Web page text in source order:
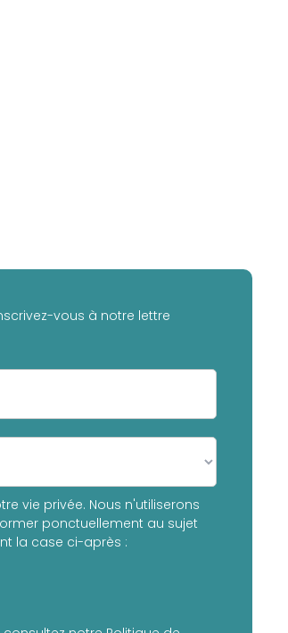
vous à notre lettre
vie privée. Nous n'utiliserons
ponctuellement au sujet
la case ci-après :